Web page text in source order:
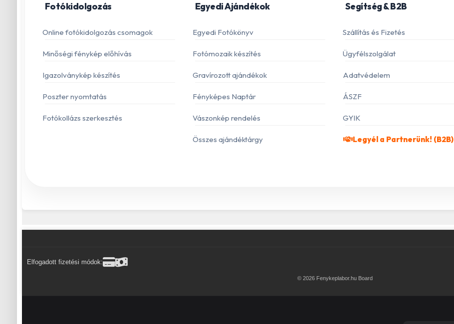
Fotókidolgozás
Online fotókidolgozás csomagok
Minőségi fénykép előhívás
Igazolványkép készítés
Poszter nyomtatás
Fotókollázs szerkesztés
Egyedi Ajándékok
Egyedi Fotókönyv
Fotómozaik készítés
Gravírozott ajándékok
Fényképes Naptár
Vászonkép rendelés
Összes ajándéktárgy
Segítség & B2B
Szállítás és Fizetés
Ügyfélszolgálat
Adatvédelem
ÁSZF
GYIK
Legyél a Partnerünk! (B2B)
Elfogadott fizetési módok:
© 2026 Fenykeplabor.hu Board